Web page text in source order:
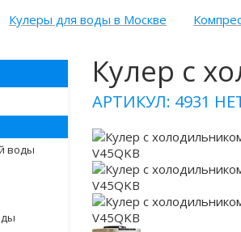
Кулеры для воды в Москве
воды
Кулер с
АРТИКУЛ: 4931